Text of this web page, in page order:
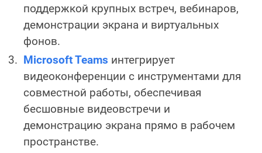
поддержкой крупных встреч, вебинаров,
демонстрации экрана и виртуальных
фонов.
Microsoft Teams интегрирует
видеоконференции с инструментами для
совместной работы, обеспечивая
бесшовные видеовстречи и
демонстрацию экрана прямо в рабочем
пространстве.